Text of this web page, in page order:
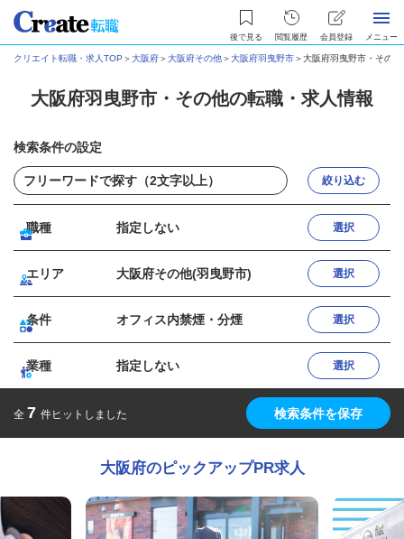
後で見る 閲覧履歴 会員登録 メニュー
クリエイト転職・求人TOP ＞大阪府＞大阪府その他＞大阪府羽曳野市＞大阪府羽曳野市・その
大阪府羽曳野市・その他の転職・求人情報
検索条件の設定
絞り込む
職種 指定しない 選択
エリア 大阪府その他(羽曳野市) 選択
条件 オフィス内禁煙・分煙 選択
業種 指定しない 選択
全 7 件ヒットしました 検索条件を保存
大阪府のピックアップPR求人